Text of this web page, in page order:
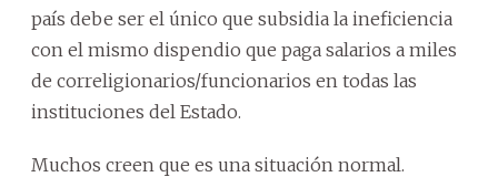
país debe ser el único que subsidia la ineficiencia
con el mismo dispendio que paga salarios a miles
de correligionarios/funcionarios en todas las
instituciones del Estado.
Muchos creen que es una situación normal.